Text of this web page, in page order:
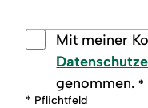
Mit meiner
genommen.*
* Pflichtfeld